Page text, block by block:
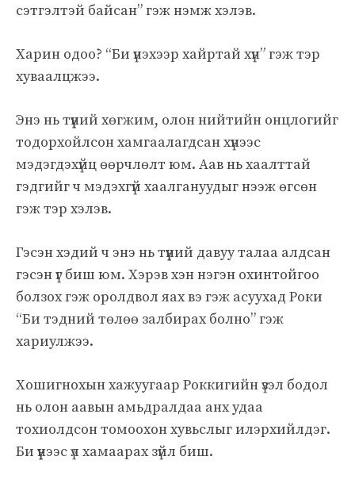
сэтгэлтэй байсан” гэж нэмж хэлэв.
Харин одоо? “Би үнэхээр хайртай хүн” гэж тэр
хуваалцжээ.
Энэ нь түүний хөгжим, олон нийтийн онцлогийг
тодорхойлсон хамгаалагдсан хүнээс
мэдэгдэхүйц өөрчлөлт юм. Аав нь хаалттай
гэдгийг ч мэдэхгүй хаалгануудыг нээж өгсөн
гэж тэр хэлэв.
Гэсэн хэдий ч энэ нь түүний давуу талаа алдсан
гэсэн үг биш юм. Хэрэв хэн нэгэн охинтойгоо
болзох гэж оролдвол яах вэ гэж асуухад Роки
“Би тэдний төлөө залбирах болно” гэж
хариулжээ.
Хошигнохын хажуугаар Роккигийн үзэл бодол
нь олон аавын амьдралдаа анх удаа
тохиолдсон томоохон хувьслыг илэрхийлдэг.
Би үүнээс үл хамаарах зүйл биш.